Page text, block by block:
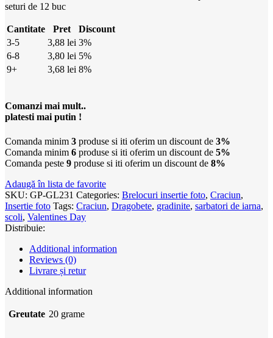
seturi de 12 buc
Cantitate Pret
Discount
3-5
3,88 lei 3%
6-8
3,80 lei 5%
9+
3,68 lei 8%
Comanzi mai mult..
platesti mai putin !
Comanda minim 3 produse si iti oferim un discount de 3%
Comanda minim 6 produse si iti oferim un discount de 5%
Comanda peste 9 produse si iti oferim un discount de 8%
Adaugă în lista de favorite
SKU: GP-GL231 Categories: Brelocuri insertie foto, Craciun,
Insertie foto Tags: Craciun, Dragobete, gradinite, sarbatori de iarna,
scoli, Valentines Day
Distribuie:
Additional information
Reviews (0)
Livrare și retur
Additional information
Greutate 20 grame